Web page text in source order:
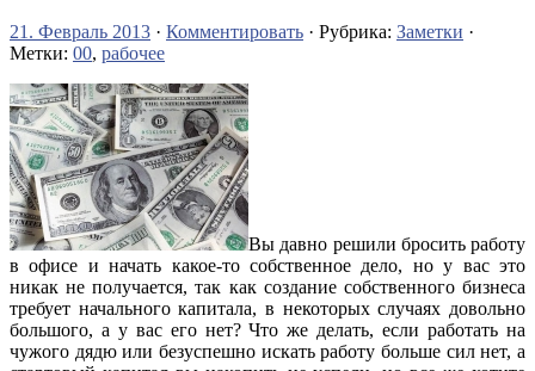
21. Февраль 2013 · Комментировать · Рубрика: Заметки ·
Метки: 00, рабочее
Вы давно решили бросить работу
в офисе и начать какое-то собственное дело, но у вас это
никак не получается, так как создание собственного бизнеса
требует начального капитала, в некоторых случаях довольно
большого, а у вас его нет? Что же делать, если работать на
чужого дядю или безуспешно искать работу больше сил нет, а